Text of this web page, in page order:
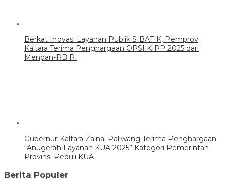
Berkat Inovasi Layanan Publik SIBATIK, Pemprov
Kaltara Terima Penghargaan OPSI KIPP 2025 dari
Menpan-RB RI
Gubernur Kaltara Zainal Paliwang Terima Penghargaan
“Anugerah Layanan KUA 2025” Kategori Pemerintah
Provinsi Peduli KUA
Berita Populer